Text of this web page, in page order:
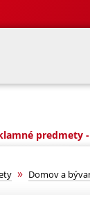
predmety
» Domov a